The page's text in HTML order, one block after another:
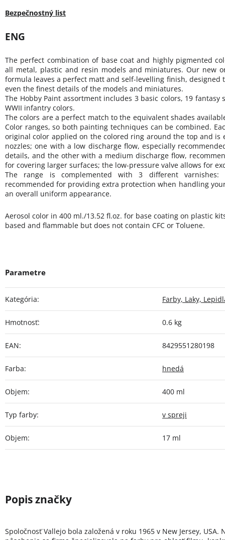
Bezpečnostný list
ENG
The perfect combination of base coat and highly pigmented
all metal, plastic and resin models and miniatures. Our new
formula leaves a perfect matt and self-levelling finish, designed
even the finest details of the models and miniatures.
The Hobby Paint assortment includes 3 basic colors, 19 fantasy
WWII infantry colors.
The colors are a perfect match to the equivalent shades
Color ranges, so both painting techniques can be combined.
original color applied on the colored ring around the top and
nozzles; one with a low discharge flow, especially
details, and the other with a medium discharge flow,
for covering larger surfaces; the low-pressure valve allows for
The range is complemented with 3 different
recommended for providing extra protection when handling
an overall uniform appearance.
Aerosol color in 400 ml./13.52 fl.oz. for base coating on plastic
based and flammable but does not contain CFC or Toluene.
Kategória: Farby, Laky,
Hmotnosť: 0.6 kg
EAN: 8429551280198
Farba: hnedá
Objem: 400 ml
Typ farby: v spreji
Objem: 17 ml
Spoločnosť Vallejo bola založená v roku 1965 v New Jersey, USA.